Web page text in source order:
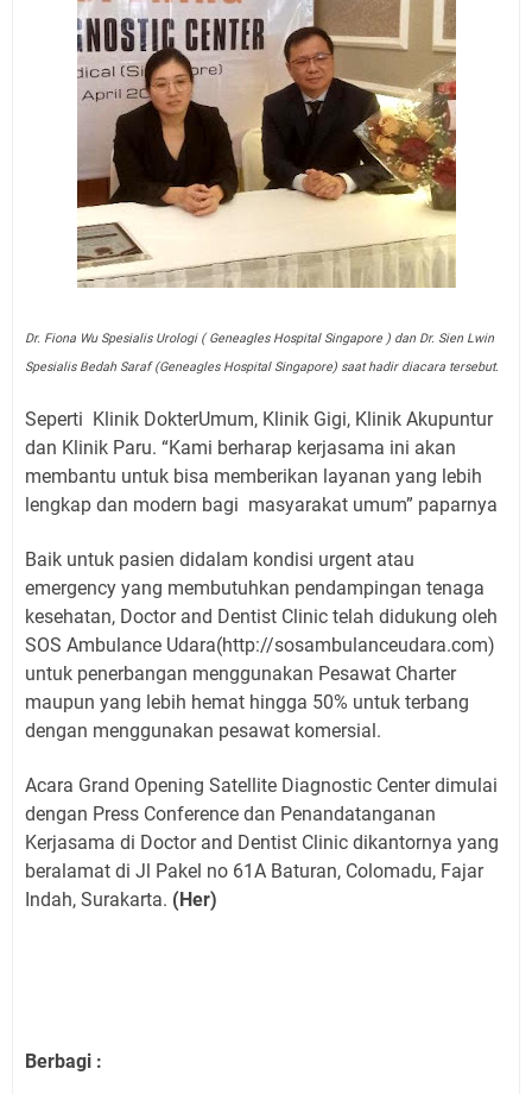
Dr. Fiona Wu Spesialis Urologi ( Geneagles Hospital Singapore ) dan Dr. Sien Lwin
Spesialis Bedah Saraf (Geneagles Hospital Singapore) saat hadir diacara tersebut.
Seperti Klinik DokterUmum, Klinik Gigi, Klinik Akupuntur
dan Klinik Paru. “Kami berharap kerjasama ini akan
membantu untuk bisa memberikan layanan yang lebih
lengkap dan modern bagi masyarakat umum” paparnya
Baik untuk pasien didalam kondisi urgent atau
emergency yang membutuhkan pendampingan tenaga
kesehatan, Doctor and Dentist Clinic telah didukung oleh
SOS Ambulance Udara(http://sosambulanceudara.com)
untuk penerbangan menggunakan Pesawat Charter
maupun yang lebih hemat hingga 50% untuk terbang
dengan menggunakan pesawat komersial.
Acara Grand Opening Satellite Diagnostic Center dimulai
dengan Press Conference dan Penandatanganan
Kerjasama di Doctor and Dentist Clinic dikantornya yang
beralamat di Jl Pakel no 61A Baturan, Colomadu, Fajar
Indah, Surakarta. (Her)
Berbagi :